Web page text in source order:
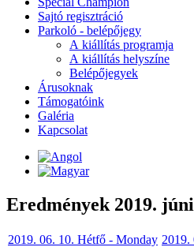
Sajtó regisztráció
Parkoló - belépőjegy
A kiállítás programja
A kiállítás helyszíne
Belépőjegyek
Árusoknak
Támogatóink
Galéria
Kapcsolat
Eredmények 2019.
2019. 06. 10. Hétfő - Monday 2019.